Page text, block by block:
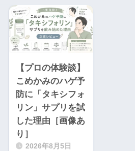
【プロの体験談】
こめかみのハゲ予
防に「タキシフォ
リン」サプリを試
した理由［画像あ
り］
2026年8月5日